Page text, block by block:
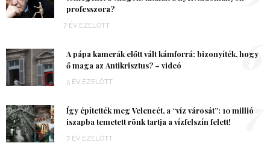
professzora?
7 ÉV EZELŐTT
A pápa kamerák előtt vált kámforrá: bizonyíték, hogy
ő maga az Antikrisztus? – videó
5 ÉV EZELŐTT
6
Így építették meg Velencét, a “víz városát”: 10 millió
iszapba temetett rönk tartja a vízfelszín felett!
7 ÉV EZELŐTT
7